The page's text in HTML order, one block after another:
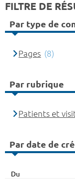
FILTRE DE
Par type de
Pages (8)
Par rubrique
Patients et
Par date de
Du